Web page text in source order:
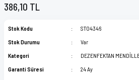
386,10 TL
Stok Kodu
ST04346
Stok Durumu
Var
Kategori
DEZENFEKTAN
Garanti Süresi
24 Ay